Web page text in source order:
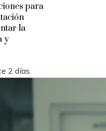
para
la
y
2 días